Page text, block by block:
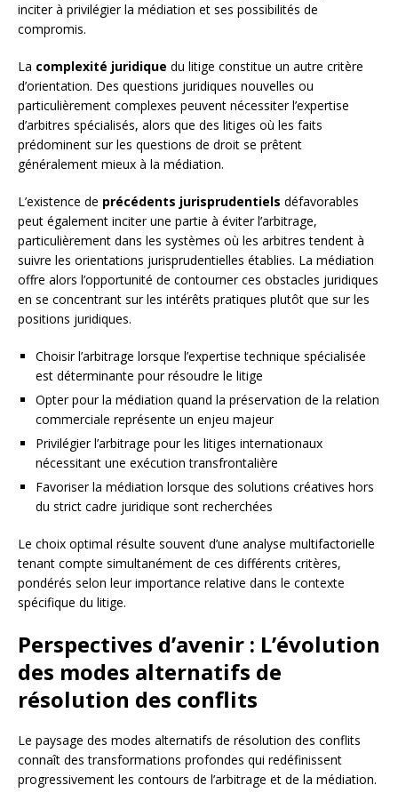
inciter à privilégier la médiation et ses possibilités de
compromis.
La complexité juridique du litige constitue un autre critère
d’orientation. Des questions juridiques nouvelles ou
particulièrement complexes peuvent nécessiter l’expertise
d’arbitres spécialisés, alors que des litiges où les faits
prédominent sur les questions de droit se prêtent
généralement mieux à la médiation.
L’existence de précédents jurisprudentiels défavorables
peut également inciter une partie à éviter l’arbitrage,
particulièrement dans les systèmes où les arbitres tendent à
suivre les orientations jurisprudentielles établies. La médiation
offre alors l’opportunité de contourner ces obstacles juridiques
en se concentrant sur les intérêts pratiques plutôt que sur les
positions juridiques.
Choisir l’arbitrage lorsque l’expertise technique spécialisée
est déterminante pour résoudre le litige
Opter pour la médiation quand la préservation de la relation
commerciale représente un enjeu majeur
Privilégier l’arbitrage pour les litiges internationaux
nécessitant une exécution transfrontalière
Favoriser la médiation lorsque des solutions créatives hors
du strict cadre juridique sont recherchées
Le choix optimal résulte souvent d’une analyse multifactorielle
tenant compte simultanément de ces différents critères,
pondérés selon leur importance relative dans le contexte
spécifique du litige.
Perspectives d’avenir : L’évolution
des modes alternatifs de
résolution des conflits
Le paysage des modes alternatifs de résolution des conflits
connaît des transformations profondes qui redéfinissent
progressivement les contours de l’arbitrage et de la médiation.